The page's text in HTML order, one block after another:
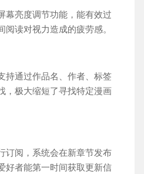
幕亮度调节功能，能有效过
读对视力造成的疲劳感。
持通过作品名、作者、标签
，极大缩短了寻找特定漫画
订阅，系统会在新章节发布
好者能第一时间获取更新信